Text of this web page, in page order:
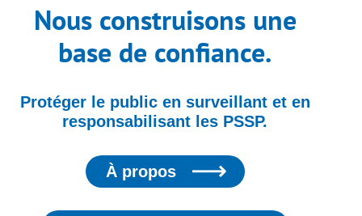
Nous construisons une
base de confiance.
Protéger le public en surveillant et en
responsabilisant les PSSP.
À propos